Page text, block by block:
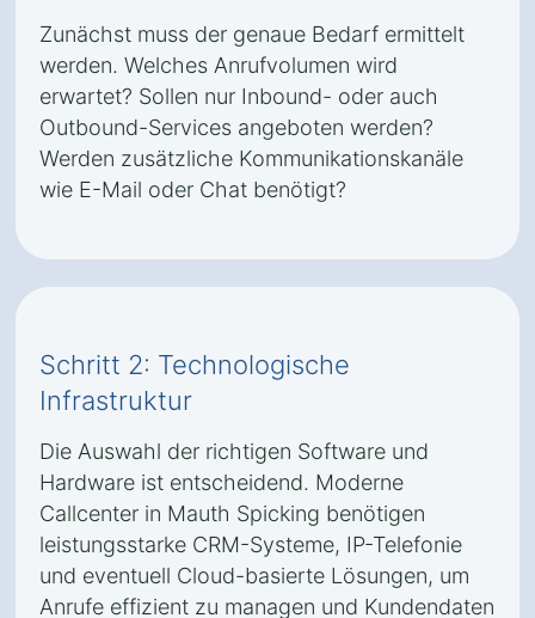
Zunächst muss der genaue Bedarf ermittelt
werden. Welches Anrufvolumen wird
erwartet? Sollen nur Inbound- oder auch
Outbound-Services angeboten werden?
Werden zusätzliche Kommunikationskanäle
wie E-Mail oder Chat benötigt?
Schritt 2: Technologische
Infrastruktur
Die Auswahl der richtigen Software und
Hardware ist entscheidend. Moderne
Callcenter in Mauth Spicking benötigen
leistungsstarke CRM-Systeme, IP-Telefonie
und eventuell Cloud-basierte Lösungen, um
Anrufe effizient zu managen und Kundendaten